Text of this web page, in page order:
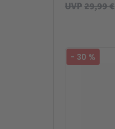
UVP29,99 €
- 30 %